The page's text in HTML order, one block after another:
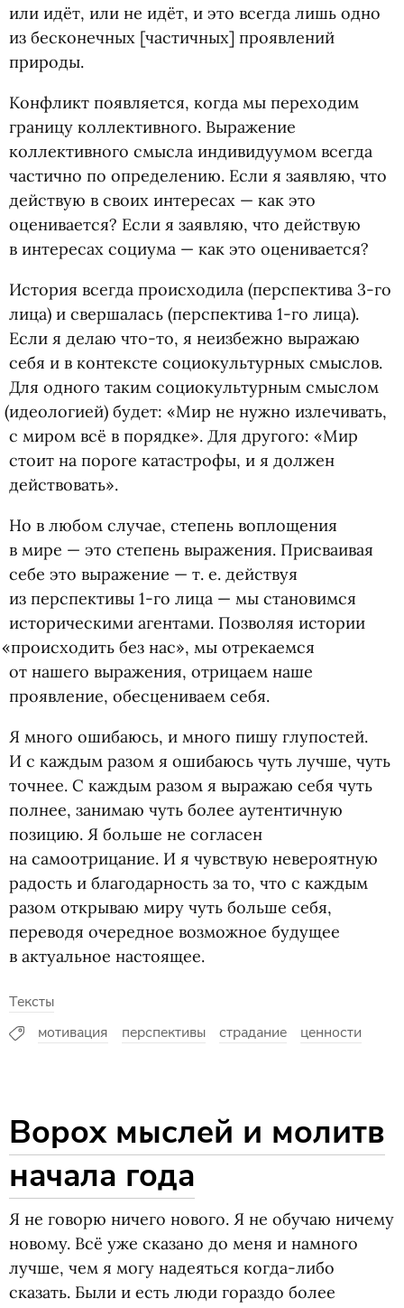
или идёт, или не идёт, и это всегда лишь одно
из бесконечных [частичных] проявлений
природы.
Конфликт появляется, когда мы переходим
границу коллективного. Выражение
коллективного смысла индивидуумом всегда
частично по определению. Если я заявляю, что
действую в своих интересах — как это
оценивается? Если я заявляю, что действую
в интересах социума — как это оценивается?
История всегда происходила (перспектива 3-го
лица) и свершалась (перспектива 1-го лица).
Если я делаю что-то, я неизбежно выражаю
себя и в контексте социокультурных смыслов.
Для одного таким социокультурным смыслом
(идеологией) будет: «Мир не нужно излечивать,
с миром всё в порядке». Для другого: «Мир
стоит на пороге катастрофы, и я должен
действовать».
Но в любом случае, степень воплощения
в мире — это степень выражения. Присваивая
себе это выражение — т. е. действуя
из перспективы 1-го лица — мы становимся
историческими агентами. Позволяя истории
«происходить без нас», мы отрекаемся
от нашего выражения, отрицаем наше
проявление, обесцениваем себя.
Я много ошибаюсь, и много пишу глупостей.
И с каждым разом я ошибаюсь чуть лучше, чуть
точнее. С каждым разом я выражаю себя чуть
полнее, занимаю чуть более аутентичную
позицию. Я больше не согласен
на самоотрицание. И я чувствую невероятную
радость и благодарность за то, что с каждым
разом открываю миру чуть больше себя,
переводя очередное возможное будущее
в актуальное настоящее.
Тексты
мотивация
перспективы страдание ценности
Ворох мыслей и молитв
начала года
Я не говорю ничего нового. Я не обучаю ничему
новому. Всё уже сказано до меня и намного
лучше, чем я могу надеяться когда-либо
сказать. Были и есть люди гораздо более